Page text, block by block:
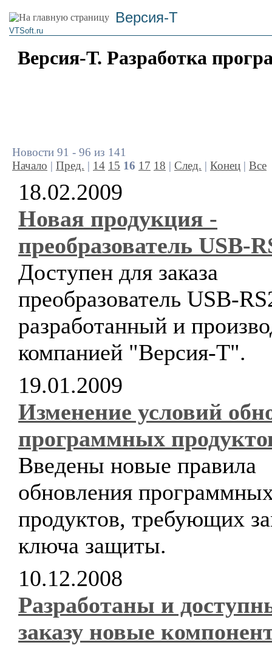
Версия-Т
VTSoft.ru
Версия-Т. Разработка
Новости 91 - 96 из 141
Начало | Пред. | 14 15 16 17 18 | След. | Конец | Все
18.02.2009
Новая продукция -
преобразователь USB-
Доступен для заказа
преобразователь USB-
разработанный и
компанией "Версия-Т".
19.01.2009
Изменение условий
программных
Введены новые правила
обновления
продуктов, требующих
ключа защиты.
10.12.2008
Разработаны и
заказу новые